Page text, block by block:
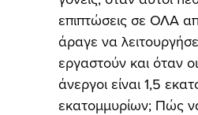
επιπτώσεις σε ΟΛΑ
άραγε να
εργαστούν και όταν
άνεργοι είναι 1,5
εκατομμυρίων; Πώς